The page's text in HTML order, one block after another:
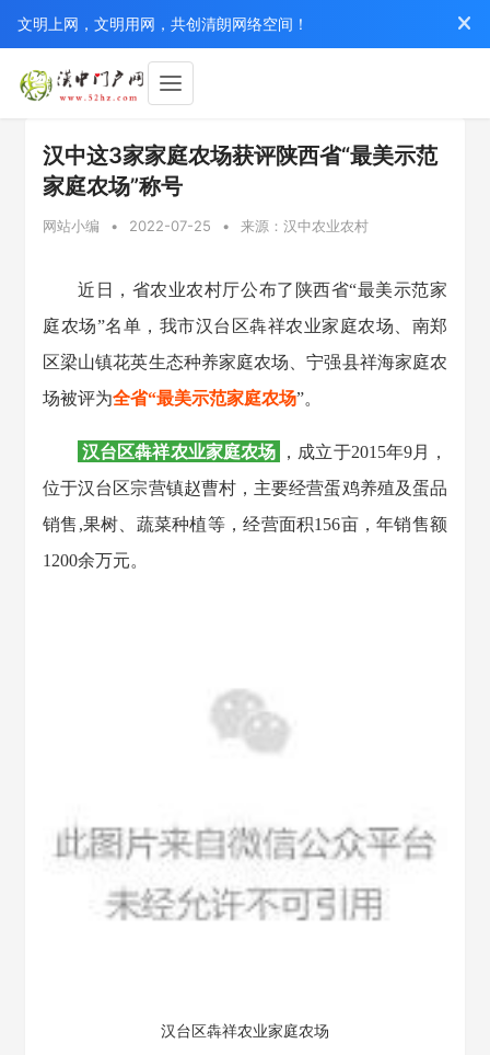
文明上网，文明用网，共创清朗网络空间！
汉中这3家家庭农场获评陕西省“最美示范
家庭农场”称号
网站小编 • 2022-07-25 • 来源：汉中农业农村
近日，省农业农村厅公布了陕西省“最美示范家
庭农场”名单，我市汉台区犇祥农业家庭农场、南郑
区梁山镇花英生态种养家庭农场、宁强县祥海家庭农
场被评为全省“最美示范家庭农场”。
汉台区犇祥农业家庭农场
，成立于2015年9月，
位于汉台区宗营镇赵曹村，主要经营蛋鸡养殖及蛋品
销售,果树、蔬菜种植等，经营面积156亩，年销售额
1200余万元。
汉台区犇祥农业家庭农场